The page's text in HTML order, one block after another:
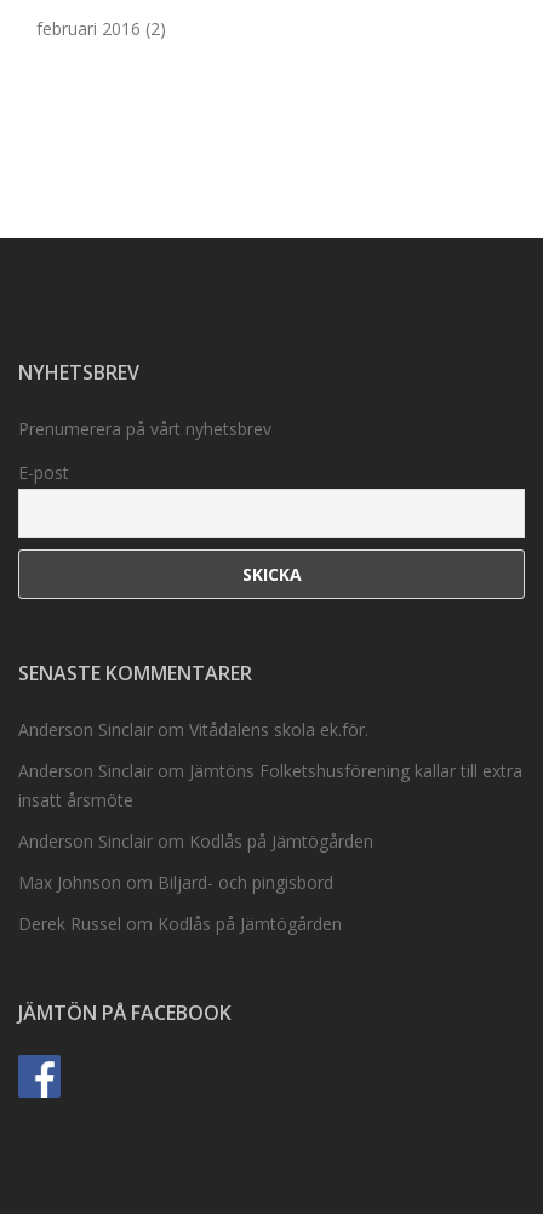
februari 2016 (2)
NYHETSBREV
Prenumerera på vårt nyhetsbrev
E-post
SENASTE KOMMENTARER
Anderson Sinclair om Vitådalens skola ek.för.
Anderson Sinclair om Jämtöns Folketshusförening kallar till extra
insatt årsmöte
Anderson Sinclair om Kodlås på Jämtögården
Max Johnson om Biljard- och pingisbord
Derek Russel om Kodlås på Jämtögården
JÄMTÖN PÅ FACEBOOK